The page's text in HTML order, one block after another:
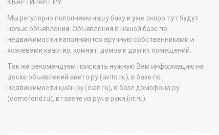
КВАРТИРАНТ.РУ
Мы регулярно пополняем нашу базу и уже скоро тут будут
новые объявления. Объявления в нашей базе по
недвижимости наполняются вручную собственниками и
хозяевами квартир, комнат, домов и других помещений.
Так же рекомендуем поискать нужную Вам информацию на
доске объявлений авито.ру (avito.ru), в базе по
недвижимости циан.ру (cian.ru), в базе домофонд.ру
(domofond.ru), в газете из рук в руки (irr.ru).